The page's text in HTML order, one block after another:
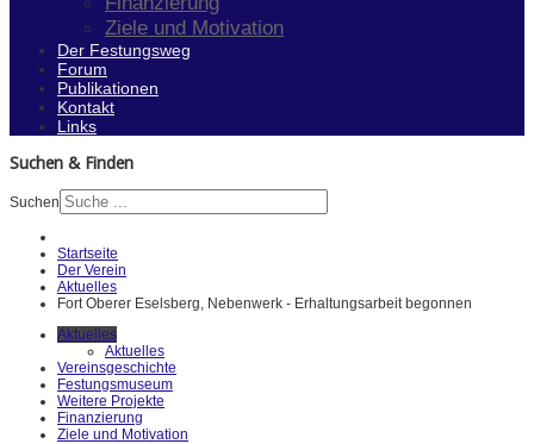
Ziele und Motivation
Der Festungsweg
Forum
Publikationen
Kontakt
Links
Suchen & Finden
Suchen
Startseite
Der Verein
Aktuelles
Fort Oberer Eselsberg, Nebenwerk - Erhaltungsarbeit begonnen
Aktuelles
Aktuelles
Vereinsgeschichte
Festungsmuseum
Weitere Projekte
Finanzierung
Ziele und Motivation